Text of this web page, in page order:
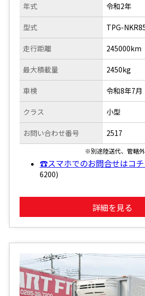
年式
型式
走行距離
令和2年
TPG-
245000km
最大積載量
車検
クラス
お問い合わせ番号
2450kg
令和8年7月
小型
2517
※別途陸送代、管轄
☎スマホでのお問合せはコ
6200)
詳細を見る